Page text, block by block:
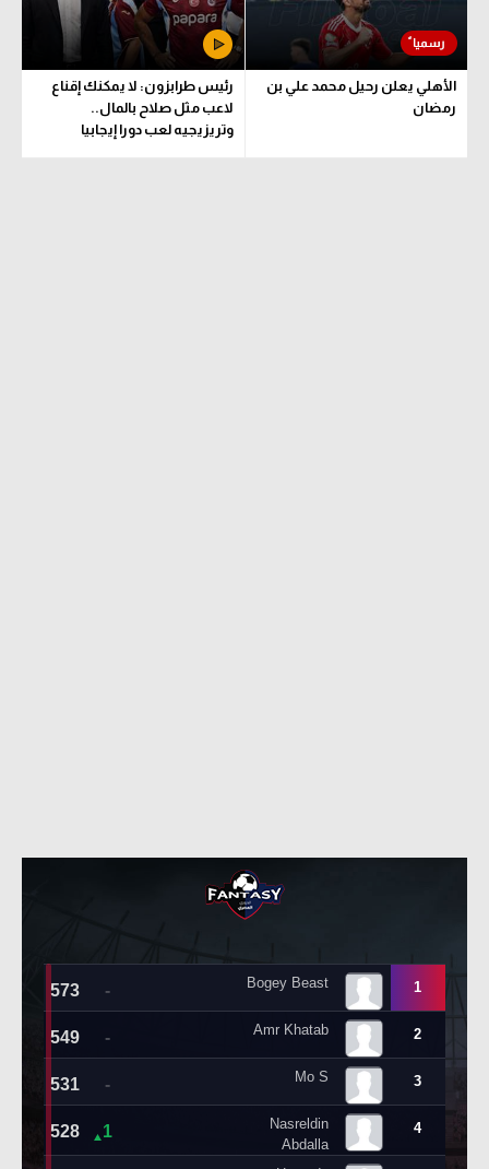
الأهلي يعلن رحيل محمد علي بن
رمضان
رئيس طرابزون: لا يمكنك إقناع
لاعب مثل صلاح بالمال..
وتريزيجيه لعب دورا إيجابيا